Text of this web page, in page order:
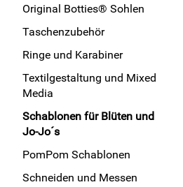
Original Botties® Sohlen
Taschenzubehör
Ringe und Karabiner
Textilgestaltung und Mixed
Media
Schablonen für Blüten und
Jo-Jo´s
PomPom Schablonen
Schneiden und Messen